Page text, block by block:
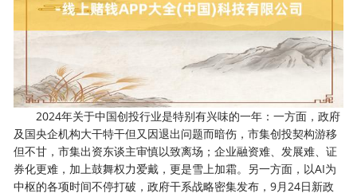
2024年关于中国创投行业是特别有兴味的一年：一方面，政府
及国央企机构大干特干但又因退出问题而暗伤，市集创投契构游移
但不甘，市集出资东谈主审慎以致离场；企业融资难、发展难、证
券化更难，加上鼓舞权力爱戴，更是雪上加霜。另一方面，以AI为
中枢的各项时间不停打破，政府干系战略密集发布，9月24日新政